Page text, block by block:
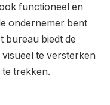
functioneel en
ondernemer bent
bureau biedt de
te versterken
trekken.